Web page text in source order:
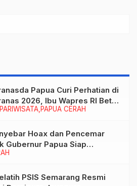
PAPUA CERAH
Papua Curi Perhatian di
2026, Ibu Wapres RI Betah
Karya Perajin
Hoax dan Pencemar
Gubernur Papua Siap
dengan Hukum!
PSIS Semarang Resmi